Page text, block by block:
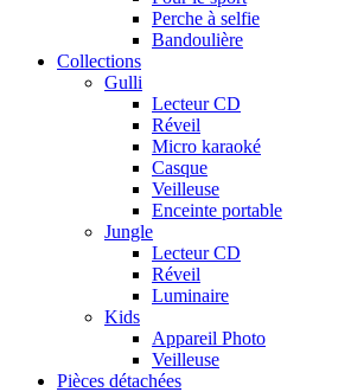
Perche à selfie
Bandoulière
Collections
Gulli
Lecteur CD
Réveil
Micro karaoké
Casque
Veilleuse
Enceinte portable
Jungle
Lecteur CD
Réveil
Luminaire
Kids
Appareil Photo
Veilleuse
Pièces détachées